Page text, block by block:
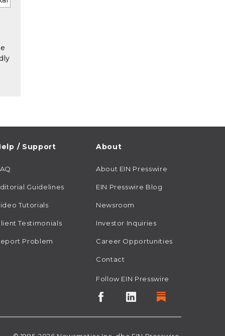
/ Support
Guidelines
Tutorials
Testimonials
Problem
About
About EIN Presswire
EIN Presswire Blog
Newsroom
Investor Inquiries
Career Opportunities
Contact
Follow EIN Presswire